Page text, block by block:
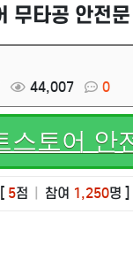
무타공 안전
44,007 0
스토어 안
5점 참여 1,250명 ]